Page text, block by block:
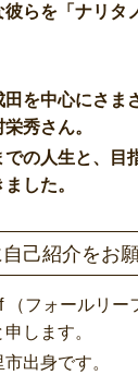
彼らを「ナリタ
を中心にさま
秀さん。
の人生と、目
した。
己紹介をお
フォールリー
します。
出身です。